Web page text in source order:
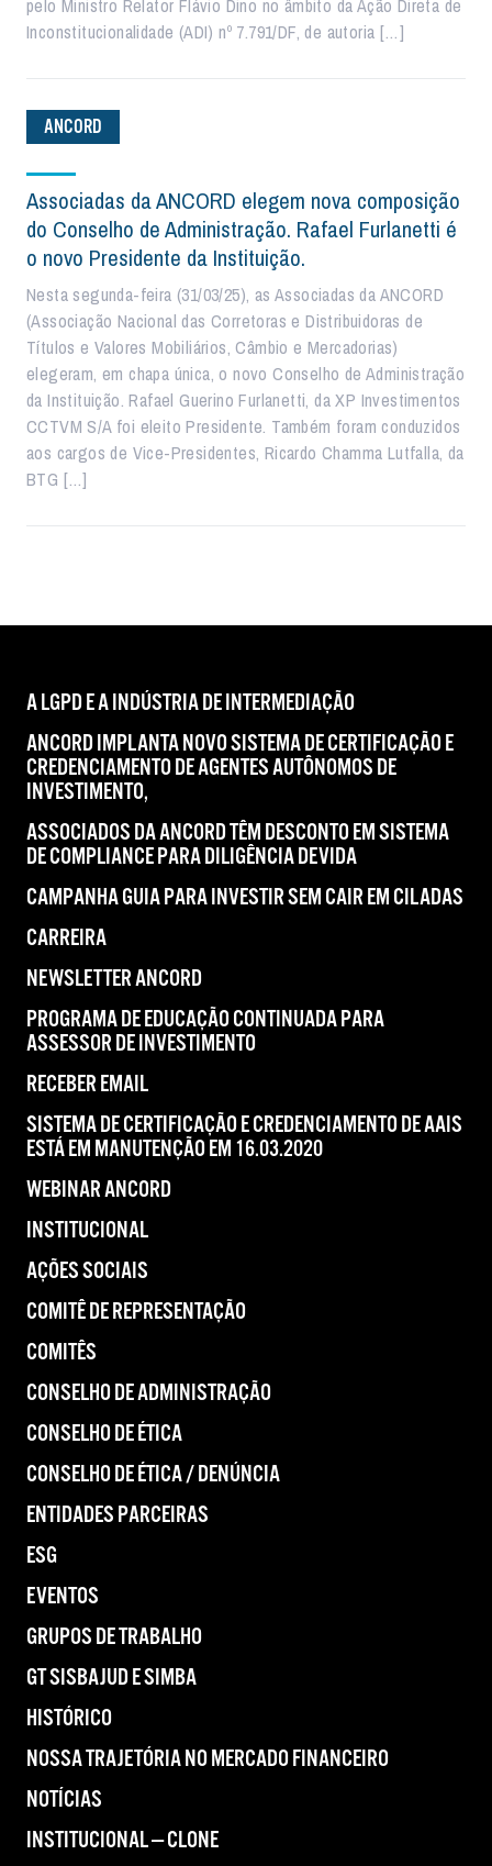
pelo Ministro Relator Flávio Dino no âmbito da Ação Direta de
Inconstitucionalidade (ADI) nº 7.791/DF, de autoria […]
ANCORD
Associadas da ANCORD elegem nova composição
do Conselho de Administração. Rafael Furlanetti é
o novo Presidente da Instituição.
Nesta segunda-feira (31/03/25), as Associadas da ANCORD
(Associação Nacional das Corretoras e Distribuidoras de
Títulos e Valores Mobiliários, Câmbio e Mercadorias)
elegeram, em chapa única, o novo Conselho de Administração
da Instituição. Rafael Guerino Furlanetti, da XP Investimentos
CCTVM S/A foi eleito Presidente. Também foram conduzidos
aos cargos de Vice-Presidentes, Ricardo Chamma Lutfalla, da
BTG […]
A LGPD E A INDÚSTRIA DE INTERMEDIAÇÃO
ANCORD IMPLANTA NOVO SISTEMA DE CERTIFICAÇÃO E
CREDENCIAMENTO DE AGENTES AUTÔNOMOS DE
INVESTIMENTO,
ASSOCIADOS DA ANCORD TÊM DESCONTO EM SISTEMA
DE COMPLIANCE PARA DILIGÊNCIA DEVIDA
CAMPANHA GUIA PARA INVESTIR SEM CAIR EM CILADAS
CARREIRA
NEWSLETTER ANCORD
PROGRAMA DE EDUCAÇÃO CONTINUADA PARA
ASSESSOR DE INVESTIMENTO
RECEBER EMAIL
SISTEMA DE CERTIFICAÇÃO E CREDENCIAMENTO DE AAIS
ESTÁ EM MANUTENÇÃO EM 16.03.2020
WEBINAR ANCORD
INSTITUCIONAL
AÇÕES SOCIAIS
COMITÊ DE REPRESENTAÇÃO
COMITÊS
CONSELHO DE ADMINISTRAÇÃO
CONSELHO DE ÉTICA
CONSELHO DE ÉTICA / DENÚNCIA
ENTIDADES PARCEIRAS
ESG
EVENTOS
GRUPOS DE TRABALHO
GT SISBAJUD E SIMBA
HISTÓRICO
NOSSA TRAJETÓRIA NO MERCADO FINANCEIRO
NOTÍCIAS
INSTITUCIONAL — CLONE